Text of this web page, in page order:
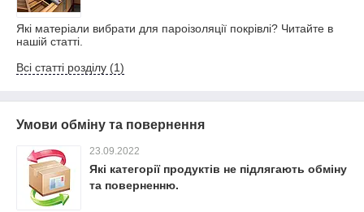
Які матеріали вибрати для пароізоляції покрівлі? Читайте в
нашій статті.
Всі статті розділу (1)
Умови обміну та повернення
23.09.2022
Які категорії продуктів не підлягають обміну
та поверненню.